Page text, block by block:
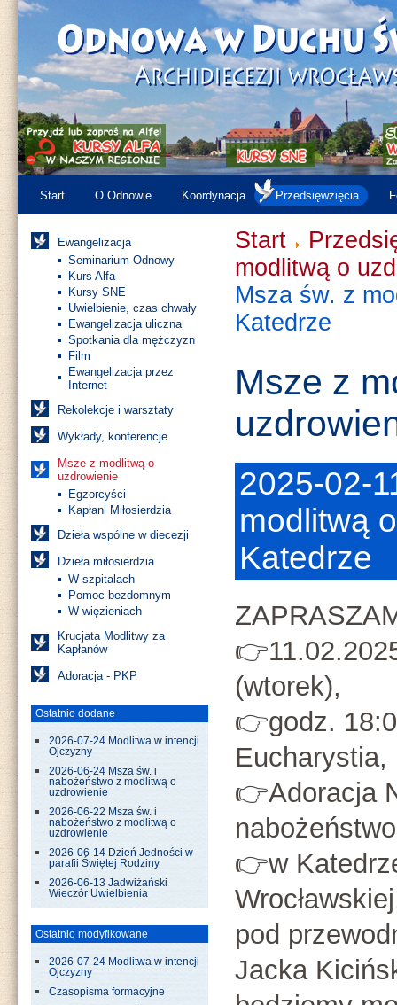
Start O Odnowie Koordynacja Przedsięwzięcia
Ewangelizacja
Seminarium Odnowy
Kurs Alfa
Kursy SNE
Uwielbienie, czas chwały
Ewangelizacja uliczna
Spotkania dla mężczyzn
Film
Ewangelizacja przez
Internet
Rekolekcje i warsztaty
Wykłady, konferencje
Msze z modlitwą o
uzdrowienie
Egzorcyści
Kapłani Miłosierdzia
Dzieła wspólne w diecezji
Dzieła miłosierdzia
W szpitalach
Pomoc bezdomnym
W więzieniach
Krucjata Modlitwy za
Kapłanów
Adoracja - PKP
Ostatnio dodane
2026-07-24 Modlitwa w intencji
Ojczyzny
2026-06-24 Msza św. i
nabożeństwo z modlitwą o
uzdrowienie
2026-06-22 Msza św. i
nabożeństwo z modlitwą o
uzdrowienie
2026-06-14 Dzień Jedności w
parafii Świętej Rodziny
2026-06-13 Jadwiżański
Wieczór Uwielbienia
Ostatnio modyfikowane
2026-07-24 Modlitwa w intencji
Ojczyzny
Czasopisma formacyjne
Start
modlitwą o
Msza św. z
Katedrze
Msze z
2025-02-
modlitwą
Katedrze
(wtorek),
👉godz.
Eucharystia,
👉Adoracja
nabożeństwo
👉w
pod
Jacka